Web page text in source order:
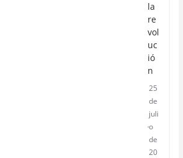
la
re
vol
uc
ió
n
25
de
juli
o
de
20